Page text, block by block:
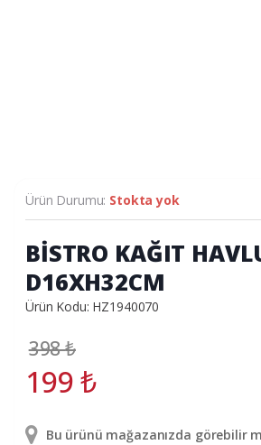
Ürün Durumu: Stokta yok
BİSTRO KAĞIT
D16XH32CM
Ürün Kodu: HZ1940070
398₺
199₺
Bu ürünü mağazanızda görebilir